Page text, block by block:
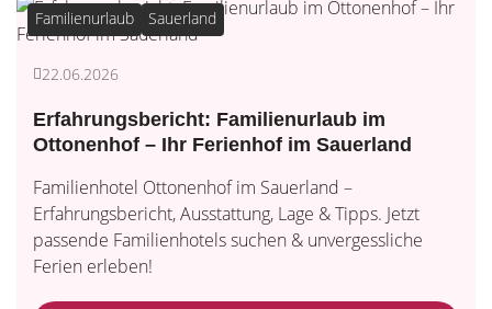
Familienurlaub Sauerland
22.06.2026
Erfahrungsbericht: Familienurlaub im
Ottonenhof – Ihr Ferienhof im Sauerland
Familienhotel Ottonenhof im Sauerland –
Erfahrungsbericht, Ausstattung, Lage & Tipps. Jetzt
passende Familienhotels suchen & unvergessliche
Ferien erleben!